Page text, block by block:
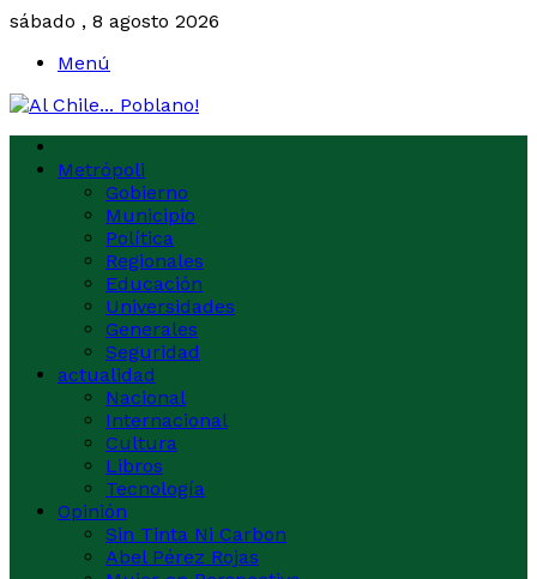
sábado , 8 agosto 2026
Menú
Metrópoli
Gobierno
Municipio
Política
Regionales
Educación
Universidades
Generales
Seguridad
actualidad
Nacional
Internacional
Cultura
Libros
Tecnología
Opinión
Sin Tinta Ni Carbon
Abel Pérez Rojas